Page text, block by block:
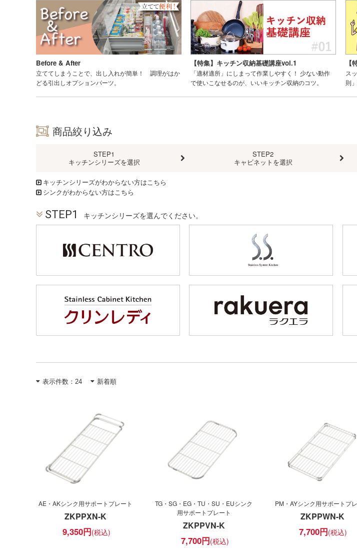
Before & After
立ててしまうことで、出し入れが簡単！ 調理がはか
どる引出しオプションパーツ。
【特集】キッチン収納基礎講座vol.1
「適材適所」にしまって作業しやすく！ 少ない動作
で使いこなせるのが、いいキッチン収納のコツ。
ス
則
商品絞り込み
STEP1
キッチンシリーズを選択
STEP2
キャビネットを選択
キッチンシリーズがわからない方はこちら
シンクがわからない方はこちら
STEP1 キッチンシリーズを選んでください。
AE・AKシンク用サポートプレート
ZKPPXN-K
9,350円
TG・SG・EG・TU・SU・EUシンク
用サポートプレート
ZKPPVN-K
7,700円
PM・AYシンク用サポートプ
ZKPPWN-K
7,700円